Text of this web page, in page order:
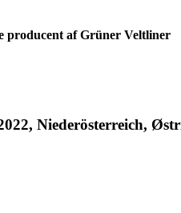
producent af Grüner Veltliner
Niederösterreich,